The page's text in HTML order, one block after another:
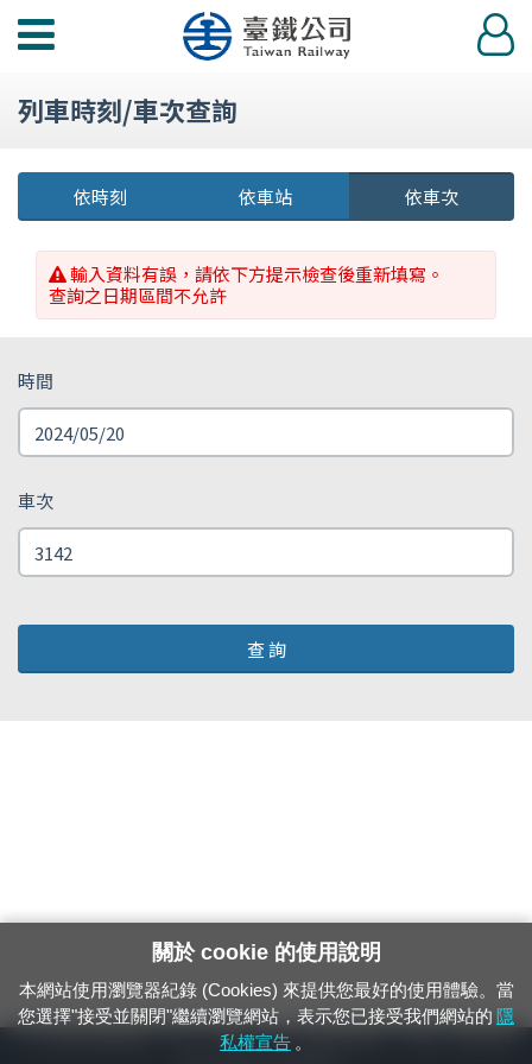
功
選
登
入
列車時刻/車次查詢
依時刻 依車站 依車次
輸入資料有誤，請依下方提示檢查後重新填寫。
查詢之日期區間不允許
時間
車次
查 詢
24小時緊急通報電話：1933（市話、手機，僅限發現軌道、平交道、橋樑及隧
關於 cookie 的使用說明
本網站使用瀏覽器紀錄 (Cookies) 來提供您最好的使用體驗。當
您選擇"接受並關閉"繼續瀏覽網站，表示您已接受我們網站的 隱
私權宣告 。